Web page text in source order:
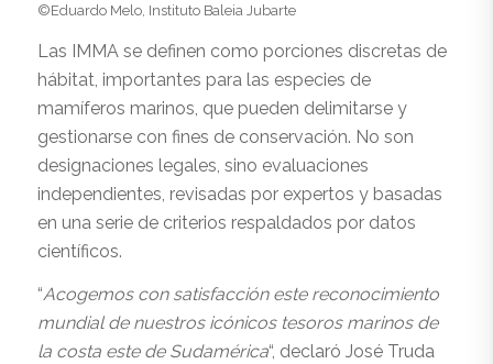
©Eduardo Melo, Instituto Baleia Jubarte
Las IMMA se definen como porciones discretas de
hábitat, importantes para las especies de
mamíferos marinos, que pueden delimitarse y
gestionarse con fines de conservación. No son
designaciones legales, sino evaluaciones
independientes, revisadas por expertos y basadas
en una serie de criterios respaldados por datos
científicos.
“Acogemos con satisfacción este reconocimiento
mundial de nuestros icónicos tesoros marinos de
la costa este de Sudamérica“, declaró José Truda